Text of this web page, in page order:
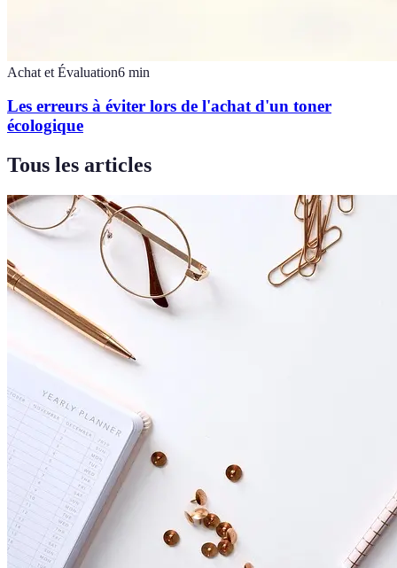
Achat et Évaluation6 min
Les erreurs à éviter lors de l'achat d'un toner
écologique
Tous les articles